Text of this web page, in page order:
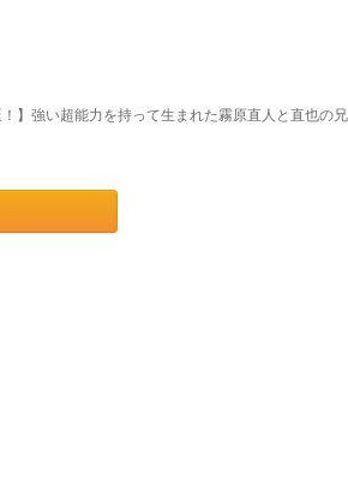
】強い超能力を持って生まれた霧原直人と直也の